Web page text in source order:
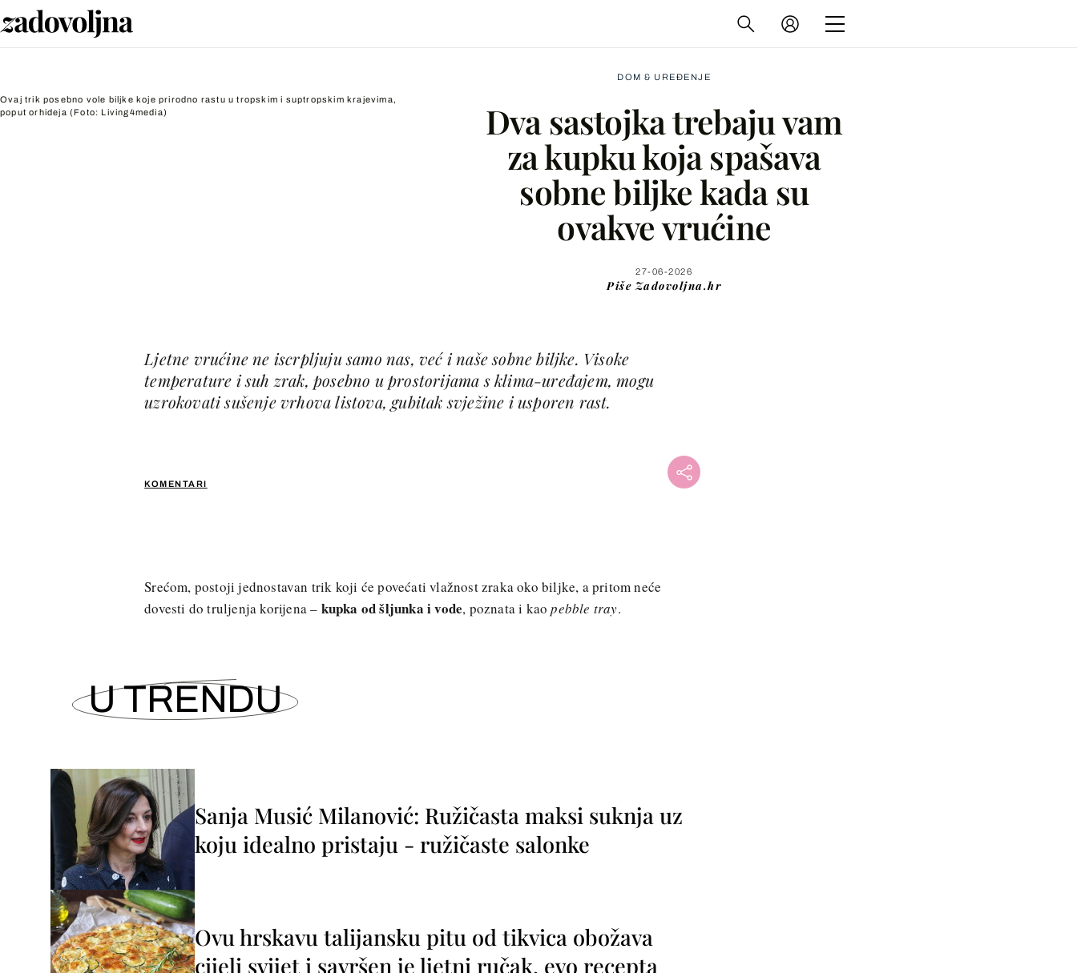
Ovaj trik posebno vole biljke koje prirodno rastu u tropskim i suptropskim krajevima,
poput orhideja (Foto: Living4media)
DOM & UREĐENJE
Dva sastojka trebaju vam
za kupku koja spašava
sobne biljke kada su
ovakve vrućine
27-06-2026
Piše Zadovoljna.hr
KOMENTARI
Ljetne vrućine ne iscrpljuju samo nas, već i naše sobne biljke. Visoke
temperature i suh zrak, posebno u prostorijama s klima-uređajem, mogu
uzrokovati sušenje vrhova listova, gubitak svježine i usporen rast.
Facebook
Srećom, postoji jednostavan trik koji će povećati vlažnost zraka oko biljke, a pritom neće
dovesti do truljenja korijena – kupka od šljunka i vode, poznata i kaopebble tray.
U TRENDU
Sanja Musić Milanović: Ružičasta maksi suknja uz
koju idealno pristaju - ružičaste salonke
Ovu hrskavu talijansku pitu od tikvica obožava
cijeli svijet i savršen je ljetni ručak, evo recepta